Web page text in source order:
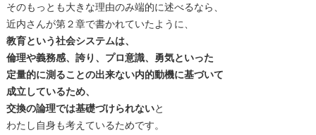
そのもっとも大きな理由のみ端的に述べるなら、
近内さんが第２章で書かれていたように、
教育という社会システムは、
倫理や義務感、誇り、プロ意識、勇気といった
定量的に測ることの出来ない内的動機に基づいて
成立しているため、
交換の論理では基礎づけられないと
わたし自身も考えているためです。